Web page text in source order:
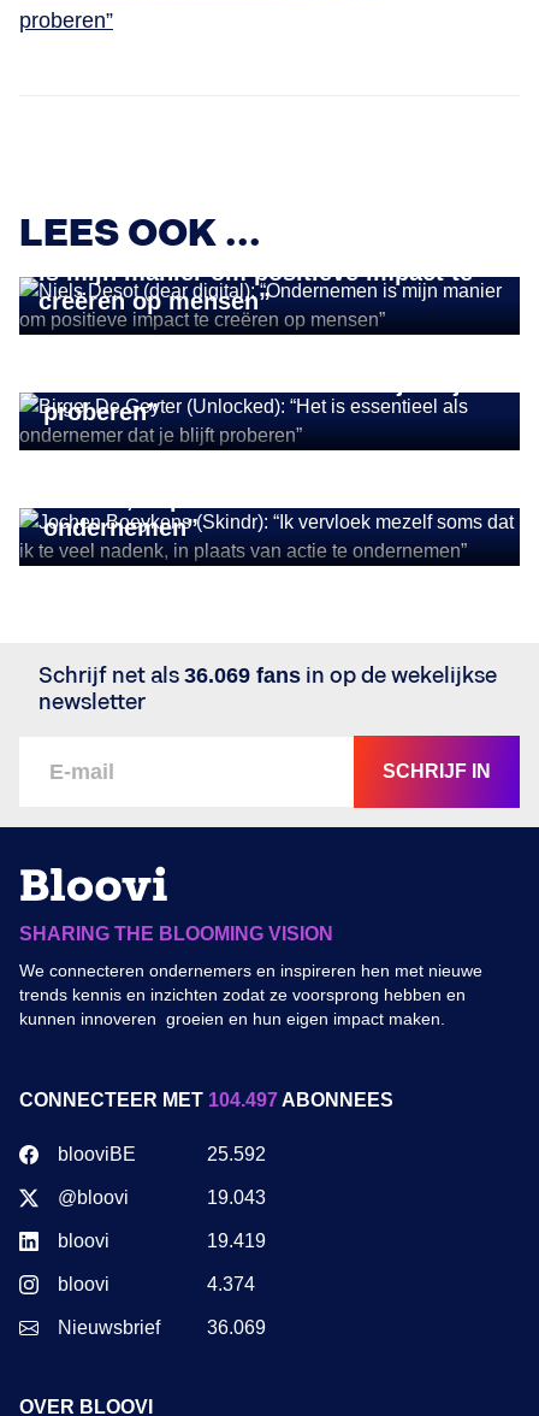
proberen”
LEES OOK ...
Niels Desot (dear digital): “Ondernemen
is mijn manier om positieve impact te
creëren op mensen”
ONDERNEMER IN DE KIJKER
proberen”
ONDERNEMER IN DE KIJKER
Jochen Boeykens (Skindr): “Ik
ondernemen”
Schrijf net als 36.069 fans in op de wekelijkse
newsletter
SCHRIJF IN
SHARING THE BLOOMING VISION
We connecteren ondernemers en inspireren hen met nieuwe
trends kennis en inzichten zodat ze voorsprong hebben en
kunnen innoveren groeien en hun eigen impact maken.
CONNECTEER MET 104.497ABONNEES
blooviBE 25.592
@bloovi 19.043
bloovi 19.419
bloovi 4.374
Nieuwsbrief 36.069
OVER BLOOVI